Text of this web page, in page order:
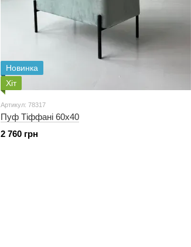
Новинка
Хіт
Артикул: 78317
Пуф Тіффані 60x40
2 760 грн